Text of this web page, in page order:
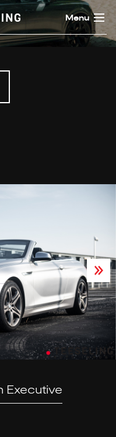
Menu
Executive